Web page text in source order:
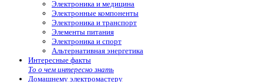
Электроника и медицина
Электронные компоненты
Электроника и транспорт
Элементы питания
Электроника и спорт
Альтернативная энергетика
Интересные факты
То о чем интересно знать
Домашнему электромастеру